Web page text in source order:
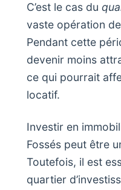
C’est le cas du
vaste opération
Pendant cette
devenir moins
ce qui pourrait
locatif.
Investir en
Fossés peut être
Toutefois, il est
quartier